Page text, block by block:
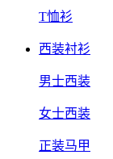
T恤衫
西装衬衫
男士西装
女士西装
正装马甲